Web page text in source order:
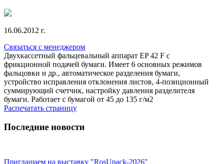
16.06.2012 г.
Связаться с менеджером
Двухкассетный фальцевальный аппарат EP 42 F с
фрикционной подачей бумаги. Имеет 6 основных режимов
фальцовки и др., автоматическое разделения бумаги,
устройство исправления отклонения листов, 4-позиционный
суммирующий счетчик, настройку давления разделителя
бумаги. Работает с бумагой от 45 до 135 г/м2
Распечатать страницу
Последние новости
Приглашаем на выставку "RosUpack-2026"